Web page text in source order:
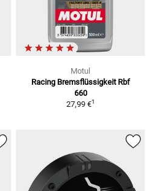
Motul
Racing Bremsflüssigkeit Rbf
660
27,99 €1